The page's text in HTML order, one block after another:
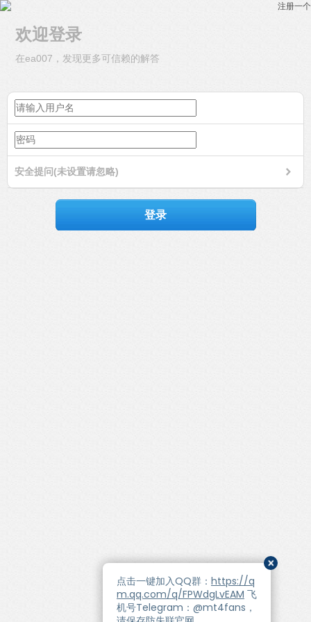
注册一个
欢迎登录
在ea007，发现更多可信赖的解答
安全提问(未设置请忽略)
登录